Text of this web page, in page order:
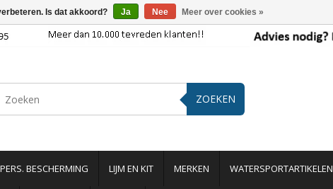
ZOEKEN
PERS. BESCHERMING LIJM EN KIT MERKEN WATERSPORTARTIKELEN
Is dat akkoord? Ja Nee Meer over cookies »